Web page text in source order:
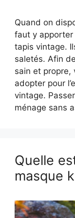
Quand on
faut y apporter
tapis vintage.
saletés. Afin
sain et propre,
adopter pour
vintage.
ménage sans
Quelle
masque